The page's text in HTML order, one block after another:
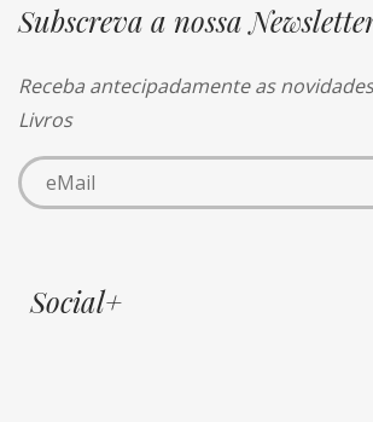
Subscreva a nossa
Receba antecipadamente as
Livros
Social+